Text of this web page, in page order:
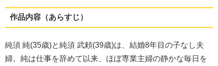
作品内容（あらすじ）
純須 純(35歳)と純須 武頼(39歳)は、結婚8年目の子なし夫
婦。純は仕事を辞めて以来、ほぼ専業主婦の静かな毎日を